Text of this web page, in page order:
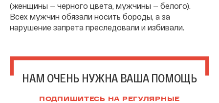
(женщины — черного цвета, мужчины — белого).
Всех мужчин обязали носить бороды, а за
нарушение запрета преследовали и избивали.
НАМ ОЧЕНЬ НУЖНА ВАША ПОМОЩЬ
ПОДПИШИТЕСЬ НА РЕГУЛЯРНЫЕ